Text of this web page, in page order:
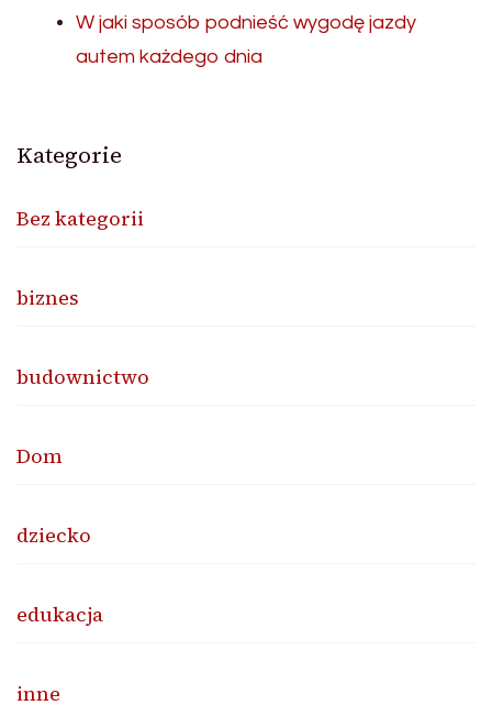
W jaki sposób podnieść wygodę jazdy
autem każdego dnia
Kategorie
Bez kategorii
biznes
budownictwo
Dom
dziecko
edukacja
inne